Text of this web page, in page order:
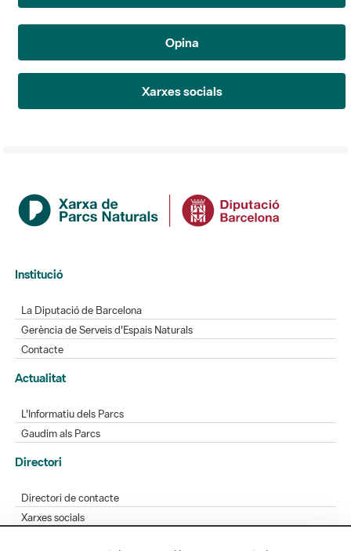
Opina
Xarxes socials
Institució
La Diputació de Barcelona
Gerència de Serveis d'Espais Naturals
Contacte
Actualitat
L'Informatiu dels Parcs
Gaudim als Parcs
Directori
Directori de contacte
Xarxes socials